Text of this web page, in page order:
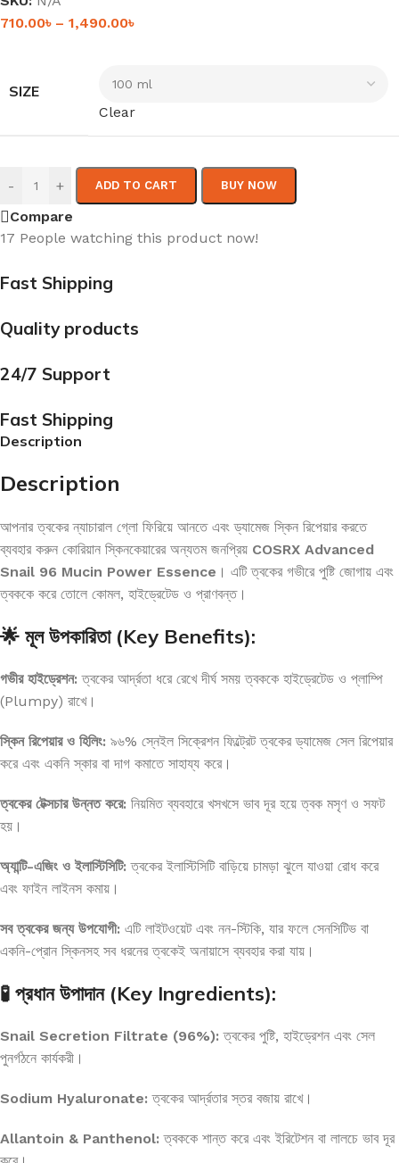
710.00৳ – 1,490.00৳
SIZE
Clear
- + ADD TO CART BUY NOW
Compare
17 People watching this product now!
Fast Shipping
Quality products
24/7 Support
Fast Shipping
Description
Description
আপনার ত্বকের ন্যাচারাল গ্লো ফিরিয়ে আনতে এবং ড্যামেজ স্কিন রিপেয়ার করতে
ব্যবহার করুন কোরিয়ান স্কিনকেয়ারের অন্যতম জনপ্রিয় COSRX Advanced
Snail 96 Mucin Power Essence । এটি ত্বকের গভীরে পুষ্টি জোগায় এবং
ত্বককে করে তোলে কোমল, হাইড্রেটেড ও প্রাণবন্ত।
🌟 মূল উপকারিতা (Key Benefits):
গভীর হাইড্রেশন: ত্বকের আর্দ্রতা ধরে রেখে দীর্ঘ সময় ত্বককে হাইড্রেটেড ও প্লাম্পি
(Plumpy) রাখে।
স্কিন রিপেয়ার ও হিলিং: ৯৬% স্নেইল সিক্রেশন ফিল্ট্রেট ত্বকের ড্যামেজ সেল রিপেয়ার
করে এবং একনি স্কার বা দাগ কমাতে সাহায্য করে।
ত্বকের টেক্সচার উন্নত করে: নিয়মিত ব্যবহারে খসখসে ভাব দূর হয়ে ত্বক মসৃণ ও সফট
হয়।
অ্যান্টি-এজিং ও ইলাস্টিসিটি: ত্বকের ইলাস্টিসিটি বাড়িয়ে চামড়া ঝুলে যাওয়া রোধ করে
এবং ফাইন লাইনস কমায়।
সব ত্বকের জন্য উপযোগী: এটি লাইটওয়েট এবং নন-স্টিকি, যার ফলে সেনসিটিভ বা
একনি-প্রোন স্কিনসহ সব ধরনের ত্বকেই অনায়াসে ব্যবহার করা যায়।
🧪 প্রধান উপাদান (Key Ingredients):
Snail Secretion Filtrate (96%): ত্বকের পুষ্টি, হাইড্রেশন এবং সেল
পুনর্গঠনে কার্যকরী।
Sodium Hyaluronate: ত্বকের আর্দ্রতার স্তর বজায় রাখে।
Allantoin & Panthenol: ত্বককে শান্ত করে এবং ইরিটেশন বা লালচে ভাব দূর